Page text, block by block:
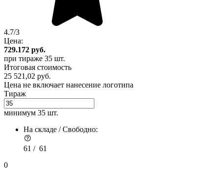
4.7/3
Цена:
729.172 руб.
при тираже 35 шт.
Итоговая стоимость
25 521,02 руб.
Цена не включает нанесение логотипа
Тираж
минимум 35 шт.
На складе / Свободно:
61 / 61
0